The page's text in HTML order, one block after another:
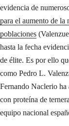
evidencia de
para el aumento de la
poblaciones
hasta la fecha
de élite. Es por ello
como Pedro L.
Fernando Naclerio ha
con proteína de
equipo nacional